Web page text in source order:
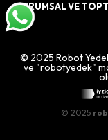
KURUMSAL VE
© 2025 Robot
ve "robotyedek"
© 2025